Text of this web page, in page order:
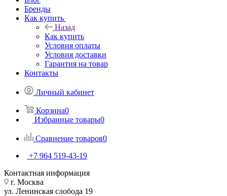
Бренды
Как купить
Назад
Как купить
Условия оплаты
Условия доставки
Гарантия на товар
Контакты
Личный кабинет
Корзина0
Избранные товары0
Сравнение товаров0
+7 964 519-43-19
Контактная информация
г. Москва
ул. Ленинская слобода 19